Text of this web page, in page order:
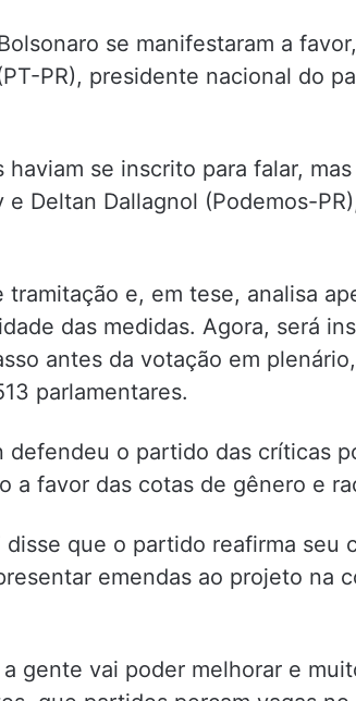
se manifestaram a
PR), presidente nacional do
se inscrito para falar,
Deltan Dallagnol (Podemos-
e, em tese, analisa
das medidas. Agora, será
antes da votação em
parlamentares.
defendeu o partido das críticas
a favor das cotas de gênero e
que o partido reafirma seu
emendas ao projeto na
gente vai poder melhorar e